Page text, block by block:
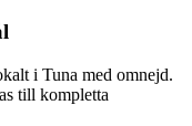
i Tuna med omnejd.
till kompletta